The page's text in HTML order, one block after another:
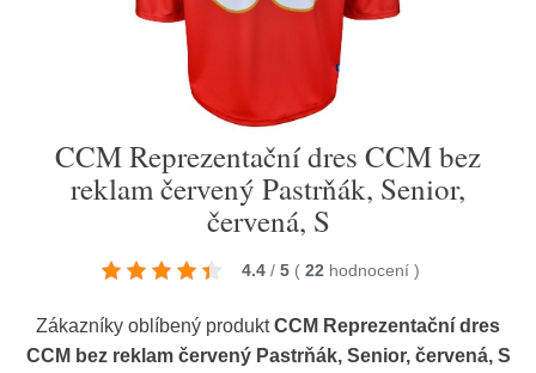
CCM Reprezentační dres CCM bez
reklam červený Pastrňák, Senior,
červená, S
4.4 / 5 ( 22 hodnocení )
Zákazníky oblíbený produktCCM Reprezentační dres
CCM bez reklam červený Pastrňák, Senior, červená, S